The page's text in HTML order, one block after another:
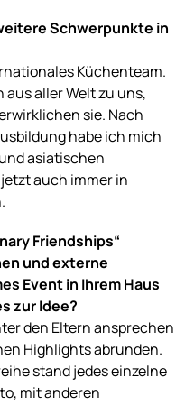
Schwerpunkte in
Küchenteam.
aller Welt zu uns,
sie. Nach
habe ich mich
asiatischen
auch immer in
Friendships“
und externe
Event in Ihrem Haus
zur Idee?
den Eltern ansprechen
Highlights abrunden.
stand jedes einzelne
mit anderen